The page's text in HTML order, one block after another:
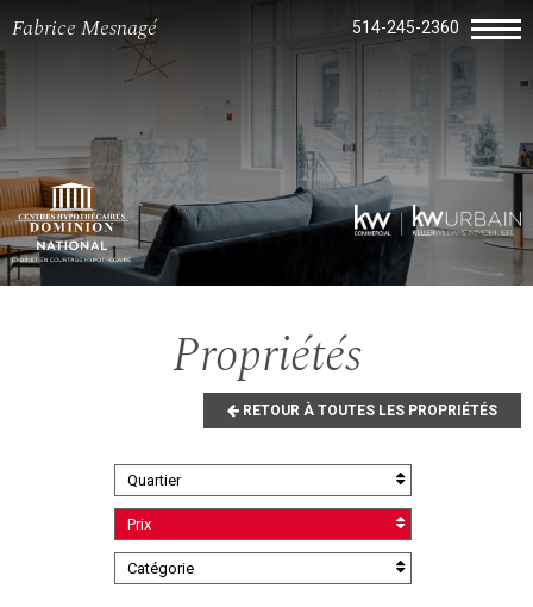
Fabrice Mesnagé 514-245-2360
Propriétés
RETOUR À TOUTES LES PROPRIÉTÉS
Quartier
Prix
Catégorie